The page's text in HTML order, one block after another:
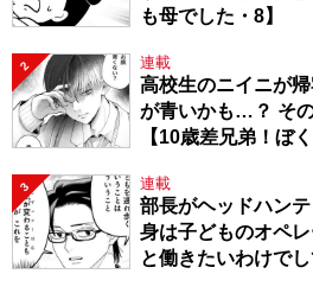
も母でした・8】
2 連載
高校生のニイニが
が青いかも…？ そ
【10歳差兄弟！ぼ
3 連載
部長がヘッドハン
身は子どものオペ
と働きたいわけで